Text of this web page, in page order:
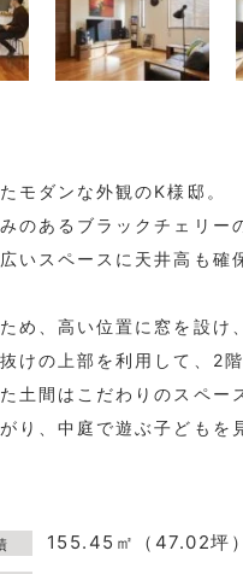
モダンな外観のK様邸。
のあるブラックチェリー
いスペースに天井高も
め、高い位置に窓を設け
けの上部を利用して、2
土間はこだわりのスペー
り、中庭で遊ぶ子どもを
155.45㎡（47.02坪）